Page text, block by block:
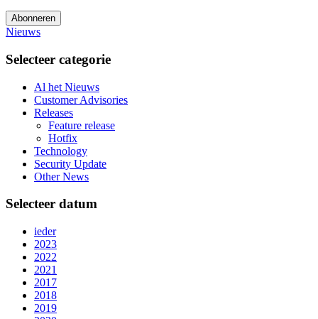
Abonneren
Nieuws
Selecteer categorie
Al het Nieuws
Customer Advisories
Releases
Feature release
Hotfix
Technology
Security Update
Other News
Selecteer datum
ieder
2023
2022
2021
2017
2018
2019